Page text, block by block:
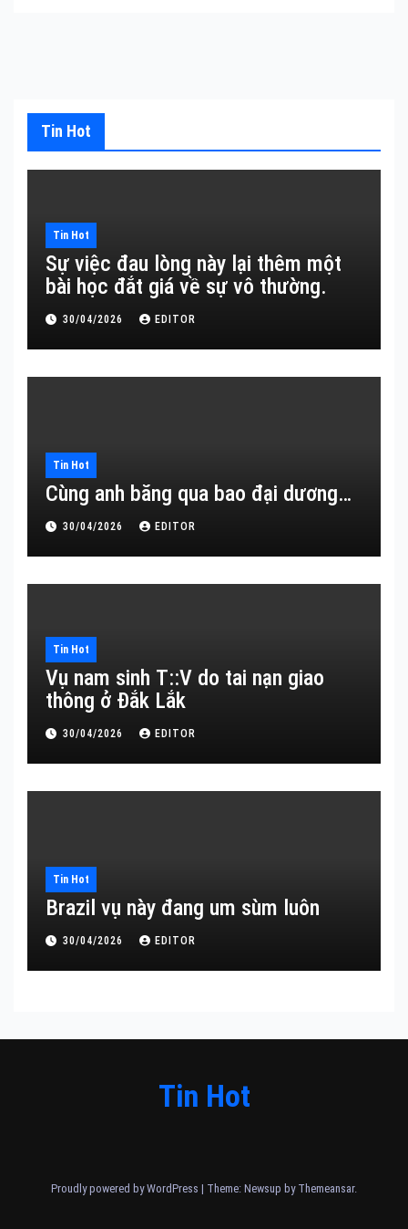
Tin Hot
Tin Hot
Sự việc đau lòng này lại thêm một
bài học đắt giá về sự vô thường.
30/04/2026 EDITOR
Tin Hot
Cùng anh băng qua bao đại dương…
30/04/2026 EDITOR
Tin Hot
Vụ nam sinh T::V do tai nạn giao
thông ở Đắk Lắk
30/04/2026 EDITOR
Tin Hot
Brazil vụ này đang um sùm luôn
30/04/2026 EDITOR
Tin Hot
Proudly powered by WordPress | Theme: Newsup by Themeansar.